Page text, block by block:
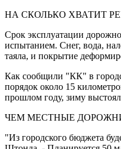
НА СКОЛЬКО ХВАТИТ
Срок эксплуатации
испытанием. Снег, вода,
таяла, и покрытие
Как сообщили "КК" в
порядок около 15
прошлом году, зиму
ЧЕМ МЕСТНЫЕ
"Из городского бюджета